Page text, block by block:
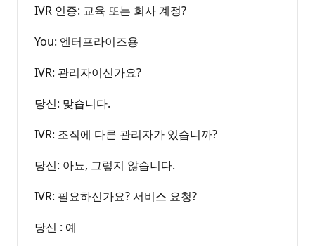
IVR 인증: 교육 또는 회사 계정?
You: 엔터프라이즈용
IVR: 관리자이신가요?
당신: 맞습니다.
IVR: 조직에 다른 관리자가 있습니까?
당신: 아뇨, 그렇지 않습니다.
IVR: 필요하신가요? 서비스 요청?
당신 : 예